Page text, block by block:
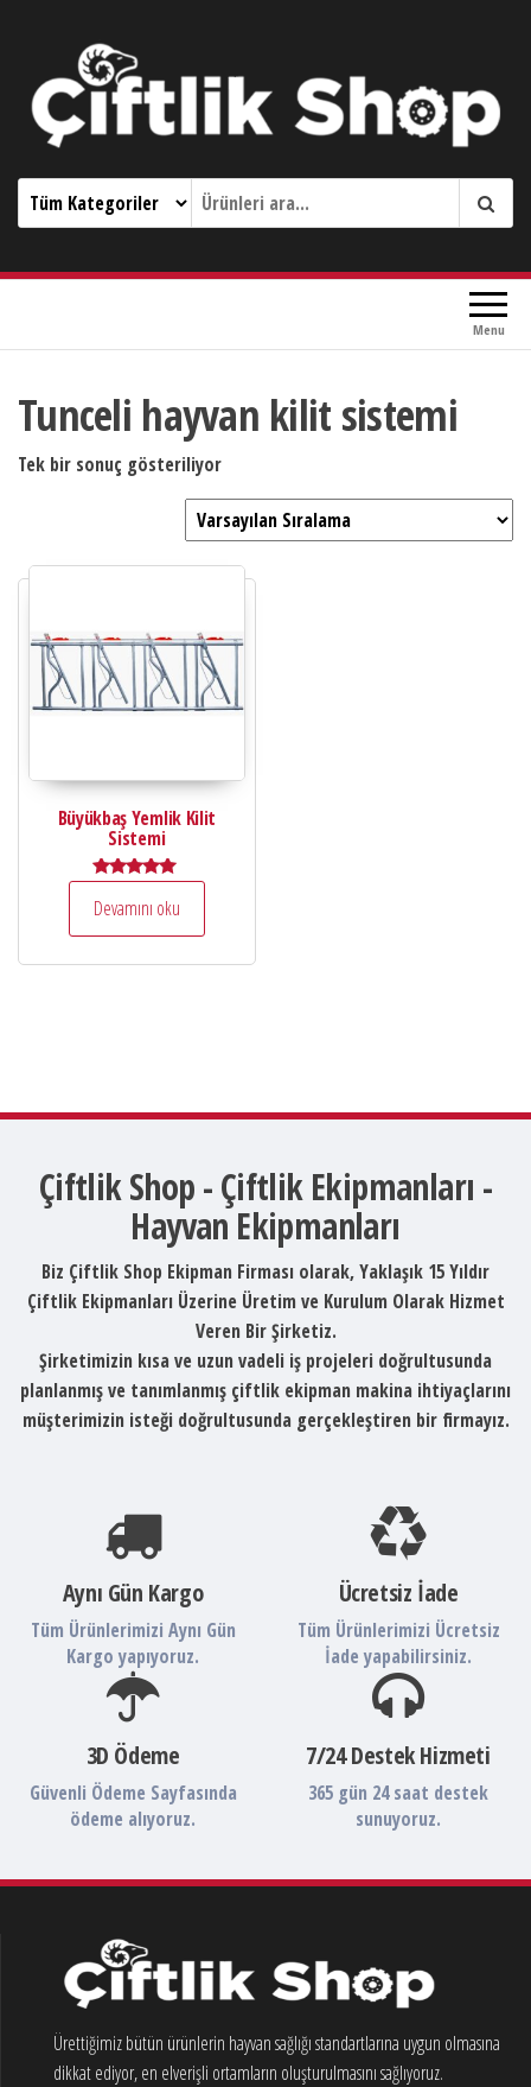
Çiftlik Shop 0533 644 3989
Menu
Tunceli hayvan kilit sistemi
Tek bir sonuç gösteriliyor
Büyükbaş Yemlik Kilit
Sistemi
5.00
oy aldı
Devamını oku
Çiftlik Shop - Çiftlik Ekipmanları -
Hayvan Ekipmanları
Biz Çiftlik Shop Ekipman Firması olarak, Yaklaşık 15 Yıldır
Çiftlik Ekipmanları Üzerine Üretim ve Kurulum Olarak Hizmet
Veren Bir Şirketiz.
Şirketimizin kısa ve uzun vadeli iş projeleri doğrultusunda
planlanmış ve tanımlanmış çiftlik ekipman makina ihtiyaçlarını
müşterimizin isteği doğrultusunda gerçekleştiren bir firmayız.
Aynı Gün Kargo
Tüm Ürünlerimizi Aynı Gün
Kargo yapıyoruz.
Ücretsiz İade
Tüm Ürünlerimizi Ücretsiz
İade yapabilirsiniz.
3D Ödeme
Güvenli Ödeme Sayfasında
ödeme alıyoruz.
7/24 Destek Hizmeti
365 gün 24 saat destek
sunuyoruz.
Ürettiğimiz bütün ürünlerin hayvan sağlığı standartlarına uygun olmasına
dikkat ediyor, en elverişli ortamların oluşturulmasını sağlıyoruz.